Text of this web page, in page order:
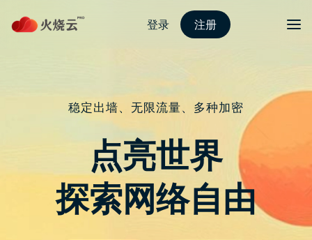
nordvpn 安卓
老 Mac 速度越来越慢，整理电脑的
五个方法！
2022 年 1 月 14 日由 热火科技 发布
当你第一次收到手上的 Mac 时，闪亮的外观与飞快的速度